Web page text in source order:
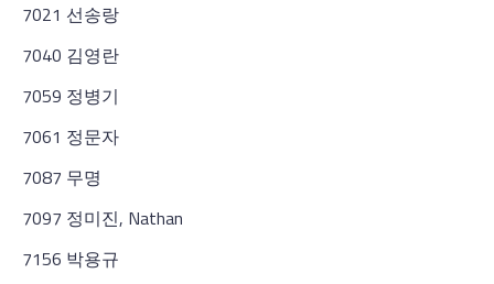
7021 선송랑
7040 김영란
7059 정병기
7061 정문자
7087 무명
7097 정미진, Nathan
7156 박용규